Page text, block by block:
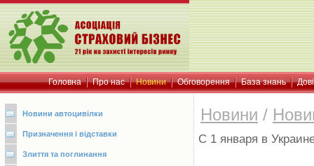
Головна Про нас Новини Обговорення База знань
Новини автоцивілки
Призначення і відставки
Злиття та поглинання
Новини /
С 1 января в